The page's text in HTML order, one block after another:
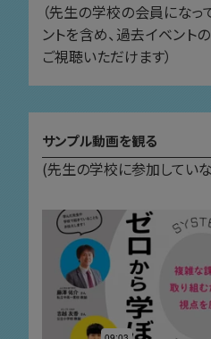
（先生の学校の会員になっ
ントを含め、過去イベント
ご視聴いただけます）
サンプル動画を観る
(先生の学校に参加してい